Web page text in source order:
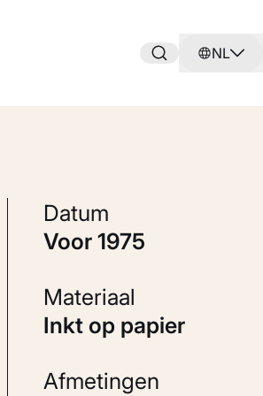
NL
Datum
voor 1975
Materiaal
Inkt op papier
Afmetingen